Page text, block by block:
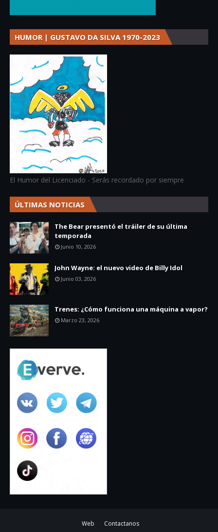
HUMOR | GUSTAVO DA SILVA 1970-2023
El Humor del Licenciado - Serás recordado por siempre
ÚLTIMAS NOTICIAS
The Bear presentó el tráiler de su última
temporada
Junio 10, 2026
John Wayne: el nuevo video de Billy Idol
Junio 03, 2026
Trenes: ¿Cómo funciona una máquina a vapor?
Marzo 23, 2026
Web Contactanos